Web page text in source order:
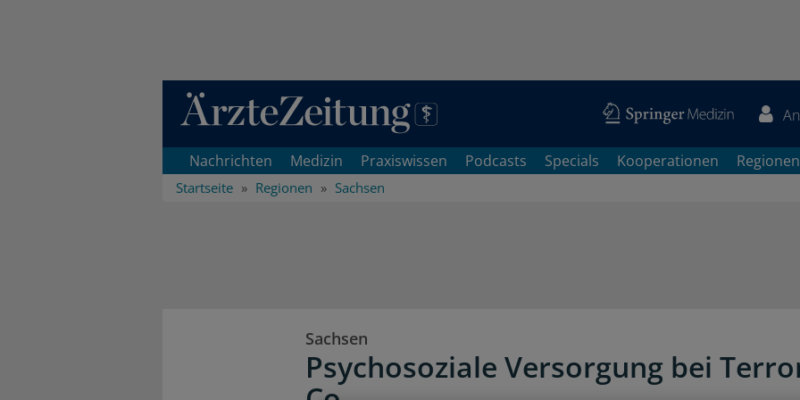
Direkt zum Inhaltsbereich
Nachrichten Medizin Praxiswissen Podcasts Specials Kooperationen Regionen
Startseite Regionen Sachsen
Sachsen
Psychosoziale Versorgung bei